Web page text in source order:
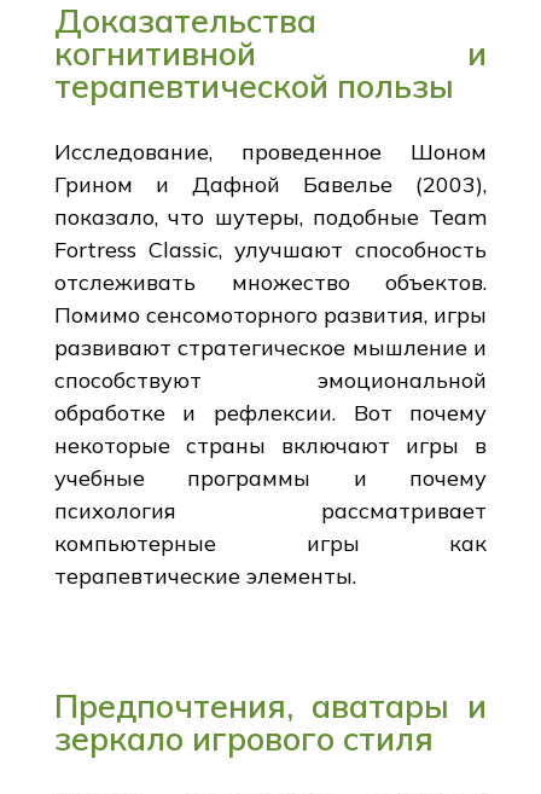
Доказательства
когнитивной и
терапевтической пользы
Исследование, проведенное Шоном
Грином и Дафной Бавелье (2003),
показало, что шутеры, подобные Team
Fortress Classic, улучшают способность
отслеживать множество объектов.
Помимо сенсомоторного развития, игры
развивают стратегическое мышление и
способствуют эмоциональной
обработке и рефлексии. Вот почему
некоторые страны включают игры в
учебные программы и почему
психология рассматривает
компьютерные игры как
терапевтические элементы.
Предпочтения, аватары и
зеркало игрового стиля